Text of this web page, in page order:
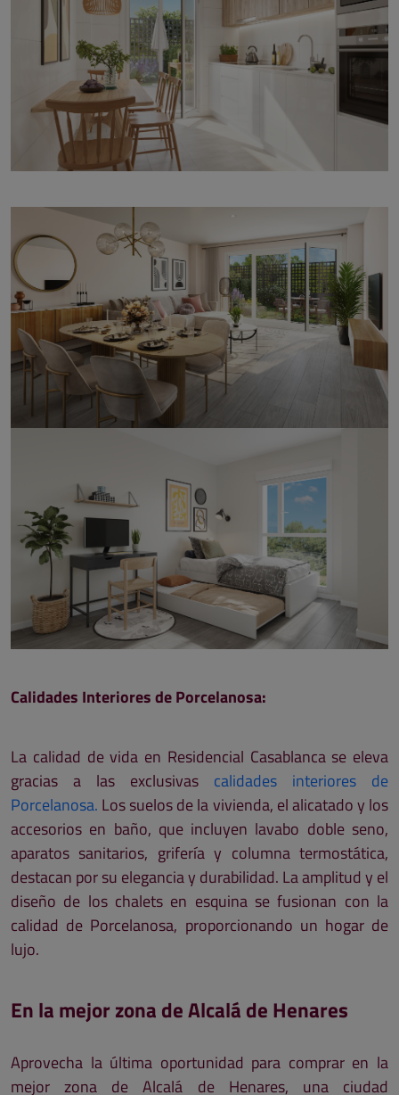
Calidades Interiores de Porcelanosa:
La calidad de vida en Residencial Casablanca se eleva
gracias a las exclusivas calidades interiores de
Porcelanosa. Los suelos de la vivienda, el alicatado y los
accesorios en baño, que incluyen lavabo doble seno,
aparatos sanitarios, grifería y columna termostática,
destacan por su elegancia y durabilidad. La amplitud y el
diseño de los chalets en esquina se fusionan con la
calidad de Porcelanosa, proporcionando un hogar de
lujo.
En la mejor zona de Alcalá de Henares
Aprovecha la última oportunidad para comprar en la
mejor zona de Alcalá de Henares, una ciudad